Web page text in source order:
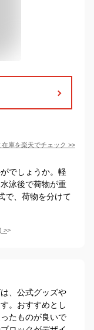
在庫を楽天でチェック >>
でしょうか。軽
泳後で荷物が重
で、荷物を分けて
>
、公式グッズや
。おすすめとし
たものが良いで